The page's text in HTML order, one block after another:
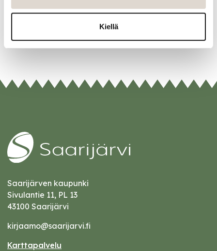
Kiellä
Linkedin
Saarijärven kaupunki
Sivulantie 11, PL 13
43100 Saarijärvi
kirjaamo@saarijarvi.fi
Karttapalvelu